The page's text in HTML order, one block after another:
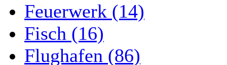
Feuerwerk (14)
Fisch (16)
Flughafen (86)